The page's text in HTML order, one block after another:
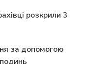
розкрили 3
за допомогою